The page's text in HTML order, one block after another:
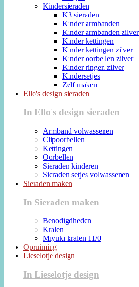
Kindersieraden
K3 sieraden
Kinder armbanden
Kinder armbanden zilver
Kinder kettingen
Kinder kettingen zilver
Kinder oorbellen zilver
Kinder ringen zilver
Kindersetjes
Zelf maken
Ello's design sieraden
In Ello's design sieraden
Armband volwassenen
Clipoorbellen
Kettingen
Oorbellen
Sieraden kinderen
Sieraden setjes volwassenen
Sieraden maken
In Sieraden maken
Benodigdheden
Kralen
Miyuki kralen 11/0
Opruiming
Lieselotje design
In Lieselotje design